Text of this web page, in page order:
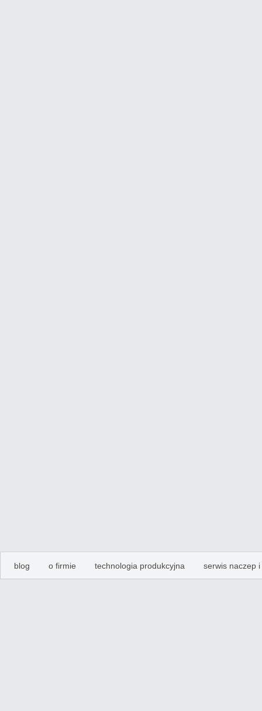
blog o firmie technologia produkcyjna serwis naczep